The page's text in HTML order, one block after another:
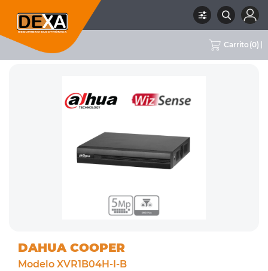
Carrito (0)
RUBRO SUBRUBRO DAHUA COOPER
DAHUA COOPER
Modelo XVR1B04H-I-B